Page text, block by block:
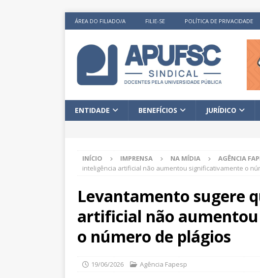
ÁREA DO FILIADO/A FILIE-SE POLÍTICA DE PRIVACIDADE
ENTIDADE BENEFÍCIOS JURÍDICO
INÍCIO IMPRENSA NA MÍDIA AGÊNCIA
inteligência artificial não aumentou significativamente o
Levantamento sugere
artificial não
o número de plágios
19/06/2026 Agência Fapesp